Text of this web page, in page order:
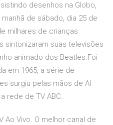
desenhos na Globo,
de sábado, dia 25 de
milhares de crianças
sintonizaram suas televisões
animado dos Beatles.Foi
em 1965, a série de
surgiu pelas mãos de Al
rede de TV ABC.
Ao Vivo. O melhor canal de